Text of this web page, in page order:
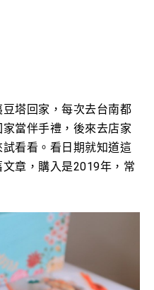
塔回家，每次去台南都
當伴手禮，後來去店家
看看。看日期就知道這
章，購入是2019年，常